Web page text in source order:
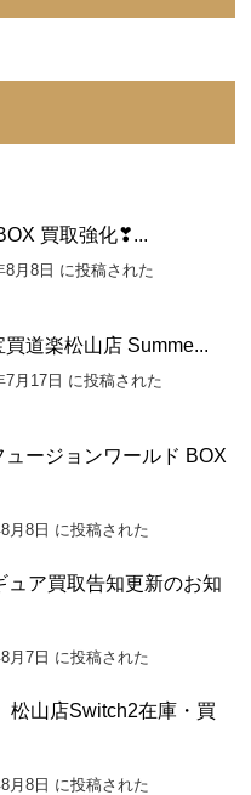
買取強化❣...
8月8日 に投稿された
道楽松山店 Summe...
7月17日 に投稿された
ージョンワールド BOX
月8日 に投稿された
ュア買取告知更新のお知
月7日 に投稿された
山店Switch2在庫・買
月8日 に投稿された